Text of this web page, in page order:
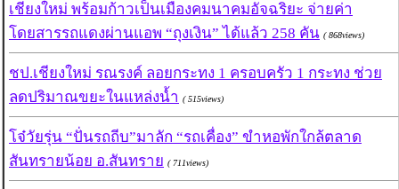
เชียงใหม่ พร้อมก้าวเป็นเมืองคมนาคมอัจฉริยะ จ่ายค่า
โดยสารรถแดงผ่านแอพ “ถุงเงิน” ได้แล้ว 258 คัน ( 868views)
ชป.เชียงใหม่ รณรงค์ ลอยกระทง 1 ครอบครัว 1 กระทง ช่วย
ลดปริมาณขยะในแหล่งน้ำ ( 515views)
โจ๋วัยรุ่น “ปั่นรถถีบ”มาลัก “รถเคื่อง” ขำหอพักใกล้ตลาด
สันทรายน้อย อ.สันทราย ( 711views)